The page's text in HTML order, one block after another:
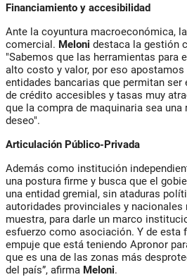
Financiamiento y accesibilidad
Ante la coyuntura macroeconómica,
comercial. Meloni destaca la gestión
"Sabemos que las herramientas para
alto costo y valor, por eso
entidades bancarias que permitan ser
de crédito accesibles y tasas muy
que la compra de maquinaria sea una
deseo".
Articulación Público-Privada
Además como institución
una postura firme y busca que el
una entidad gremial, sin ataduras
autoridades provinciales y nacionales
muestra, para darle un marco
esfuerzo como asociación. Y de esta
empuje que está teniendo Apronor
que es una de las zonas más
del país”, afirma Meloni.